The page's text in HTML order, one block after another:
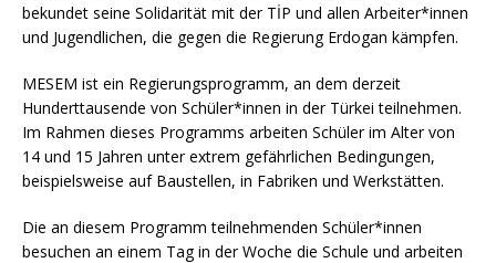
bekundet seine Solidarität mit der TİP und allen Arbeiter*innen
und Jugendlichen, die gegen die Regierung Erdogan kämpfen.
MESEM ist ein Regierungsprogramm, an dem derzeit
Hunderttausende von Schüler*innen in der Türkei teilnehmen.
Im Rahmen dieses Programms arbeiten Schüler im Alter von
14 und 15 Jahren unter extrem gefährlichen Bedingungen,
beispielsweise auf Baustellen, in Fabriken und Werkstätten.
Die an diesem Programm teilnehmenden Schüler*innen
besuchen an einem Tag in der Woche die Schule und arbeiten